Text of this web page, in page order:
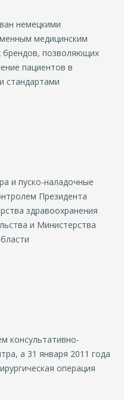
немецкими
медицинским
позволяющих
пациентов в
стандартами
и пуско-наладочные
Президента
здравоохранения
и Министерства
консультативно-
а 31 января 2011 года
операция